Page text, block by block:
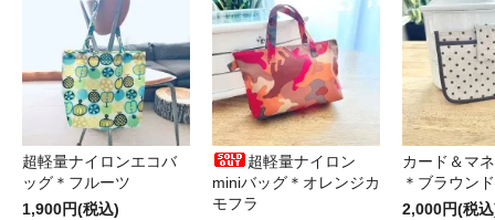
超軽量ナイロンエコバ
ッグ＊フルーツ
1,900円(税込)
超軽量ナイロン
miniバッグ＊オレンジカ
モフラ
カード＆マ
＊ブラウン
2,000円(税